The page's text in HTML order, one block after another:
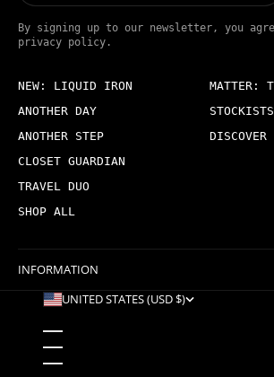
By signing up to our newsletter, you
privacy policy.
NEW: LIQUID IRON
ANOTHER DAY
ANOTHER STEP
CLOSET GUARDIAN
TRAVEL DUO
SHOP ALL
MATTER:
STOCKISTS
DISCOVER
INFORMATION
UNITED STATES (USD $)
AFGHANISTAN (USD $)
ÅLAND ISLANDS (USD $)
ALBANIA (USD $)